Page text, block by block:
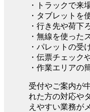
・トラックで来
・タブレットを
・行き先や荷下
・無線を使った
・パレットの受
・伝票チェック
・作業エリアの
受付やご案内が
れた方の対応や
えやすい業務が